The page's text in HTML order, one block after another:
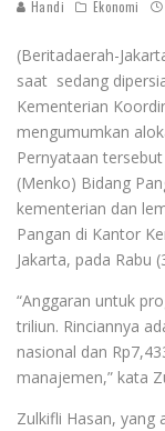
Handi Ekonomi
(Beritadaerah-
saat sedang
Kementerian
mengumumkan
Pernyataan
(Menko) Bidang
kementerian dan
Pangan di Kantor
Jakarta, pada Rabu
“Anggaran untuk
triliun. Rinciannya
nasional dan
manajemen,” kata
Zulkifli Hasan, yang